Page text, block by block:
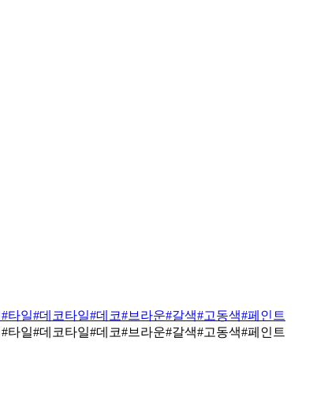
#타일#데코타일#데코#브라운#갈색#고동색#페인트
#타일#데코타일#데코#브라운#갈색#고동색#페인트